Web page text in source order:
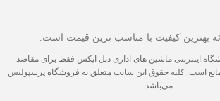
بهترین کیفیت با مناسب ترین قیمت است.
اینترنتی ماشین های اداری دبل ایکس فقط برای مقاصد
است. کلیه حقوق این سایت متعلق به فروشگاه پرسپولیس
می‌باشد.